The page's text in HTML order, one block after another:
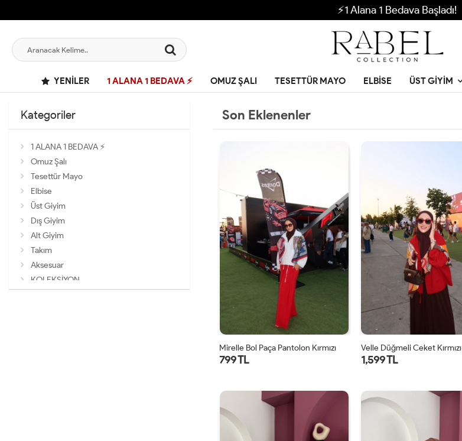
⚡1 Alana 1 Bedava Başladı!
YENILER 1 ALANA 1 BEDAVA ⚡ OMUZ ŞALI TESETTÜR MAYO ELBISE ÜST GIYIM
Kategoriler
1 ALANA 1 BEDAVA ⚡
Omuz Şalı
Tesettür Mayo
Elbise
Üst Giyim
Dış Giyim
Alt Giyim
Takım
Aksesuar
KOLEKSİYON
Son Eklenenler
Mirelle Bol Paça Pantolon Kırmızı
799 TL
Velle Düğmeli Ceket Kırmızı
1,599 TL